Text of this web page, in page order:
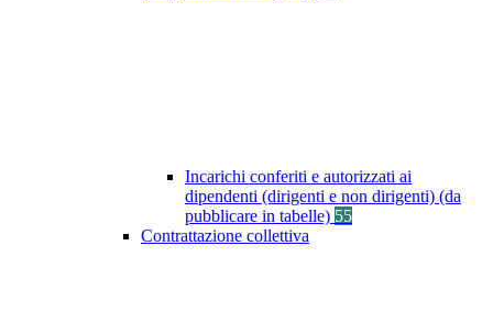
Incarichi conferiti e autorizzati ai
dipendenti (dirigenti e non dirigenti) (da
pubblicare in tabelle) 55
Contrattazione collettiva